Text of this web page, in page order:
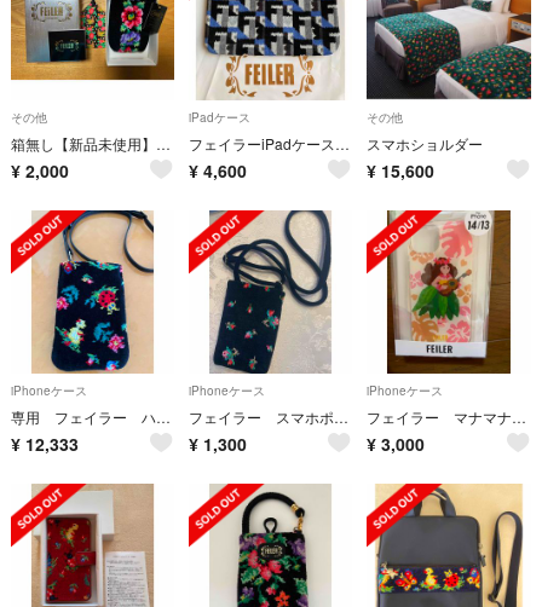
その他
箱無し【新品未使用】FEILER 携帯電話ケース
¥ 2,000
iPadケース
フェイラーiPadケース 新品タグ付き
¥ 4,600
その他
スマホショルダー
¥ 15,600
iPhoneケース
専用 フェイラー ハイジ スマホショルダー スマホケース
¥ 12,333
iPhoneケース
フェイラー スマホポシェット ミニバッグ
¥ 1,300
iPhoneケース
フェイラー マナマナ iPhone13、14ケース
¥ 3,000